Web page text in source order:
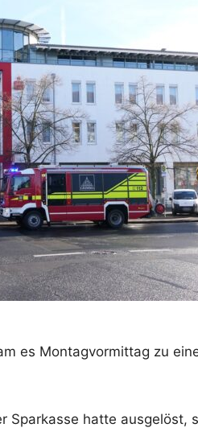
es Montagvormittag zu
Sparkasse hatte ausgelöst,